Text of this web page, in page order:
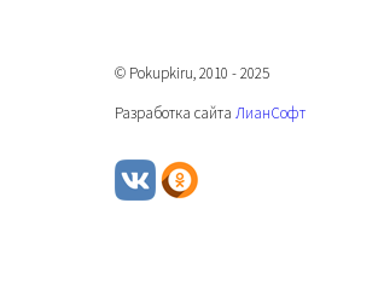
© Pokupkiru, 2010 - 2025
Разработка сайта ЛианСофт